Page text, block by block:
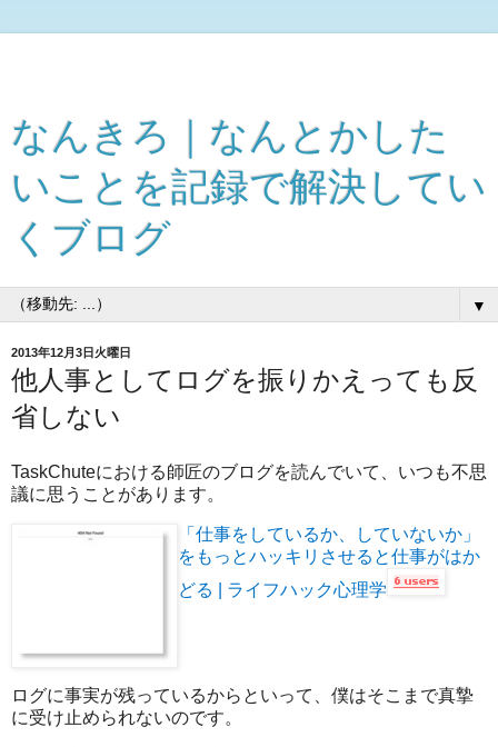
なんきろ｜なんとかした
いことを記録で解決してい
くブログ
▼
2013年12月3日火曜日
他人事としてログを振りかえっても反
省しない
TaskChuteにおける師匠のブログを読んでいて、いつも不思
議に思うことがあります。
「仕事をしているか、していないか」
をもっとハッキリさせると仕事がはか
どる | ライフハック心理学
ログに事実が残っているからといって、僕はそこまで真摯
に受け止められないのです。